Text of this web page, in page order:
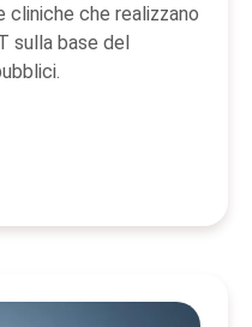
cliniche che realizzano
sulla base del